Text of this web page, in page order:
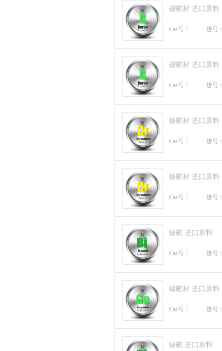
硼靶材 进口原料
Cas号： 货号
硼靶材 进口原料
Cas号： 货号
铬靶材 进口原料
Cas号： 货号
铬靶材 进口原料
Cas号： 货号
铋靶 进口原料
Cas号： 货号
锗靶材 进口原料
Cas号： 货号
铋靶 进口原料